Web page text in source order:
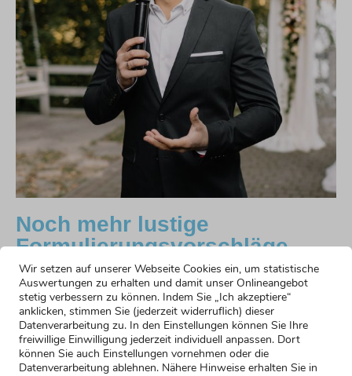
Noch mehr lustige
Formulierungsvorschläge
Trauzeugenrede: humorvoller Einstieg
Mehr erfahren »
Konservativer Einstieg
Mehr erfahren »
Einstieg mit Selbstironie
Mehr erfahren »
Wir setzen auf unserer Webseite Cookies ein, um statistische
Auswertungen zu erhalten und damit unser Onlineangebot
stetig verbessern zu können. Indem Sie „Ich akzeptiere“
anklicken, stimmen Sie (jederzeit widerruflich) dieser
Datenverarbeitung zu. In den Einstellungen können Sie Ihre
freiwillige Einwilligung jederzeit individuell anpassen. Dort
können Sie auch Einstellungen vornehmen oder die
Datenverarbeitung ablehnen. Nähere Hinweise erhalten Sie in